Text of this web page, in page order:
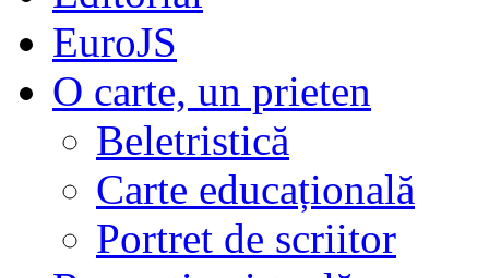
EuroJS
O carte, un prieten
Beletristică
Carte educațională
Portret de scriitor